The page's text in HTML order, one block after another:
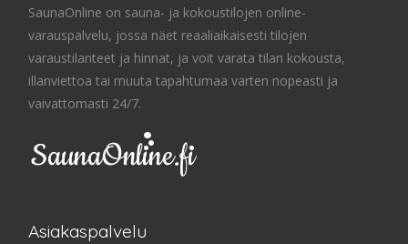
SaunaOnline on sauna- ja kokoustilojen online-
varauspalvelu, jossa näet reaaliaikaisesti tilojen
varaustilanteet ja hinnat, ja voit varata tilan kokousta,
illanviettoa tai muuta tapahtumaa varten nopeasti ja
vaivattomasti 24/7.
Asiakaspalvelu